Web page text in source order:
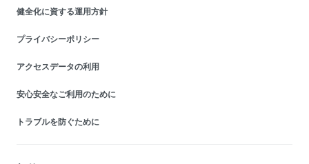
健全化に資する運用方針
プライバシーポリシー
アクセスデータの利用
安心安全なご利用のために
トラブルを防ぐために